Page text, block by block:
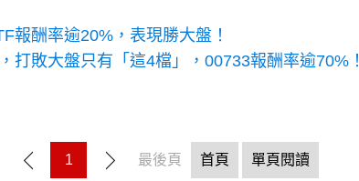
報酬率逾20%，表現勝大盤！
打敗大盤只有「這4檔」，00733報酬率逾70%！
1 最後頁 首頁 單頁閱讀